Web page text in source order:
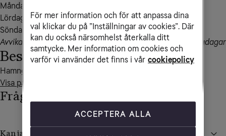
Måndag – fredag 10-20
Lördag 10-19
Söndag 10-19
Avvikande öppettider kan förekomma i samband med helgdagar
Besöksadress
Visa på kartan
Frågor och svar
Kan jag ringa till en specifik Tele2-butik?
För mer information och för att anpassa dina
val klickar du på ”Inställningar av cookies”. Där
kan du också närsomhelst återkalla ditt
samtycke. Mer information om cookies och
varför vi använder det finns i vår cookiepolicy
ACCEPTERA ALLA